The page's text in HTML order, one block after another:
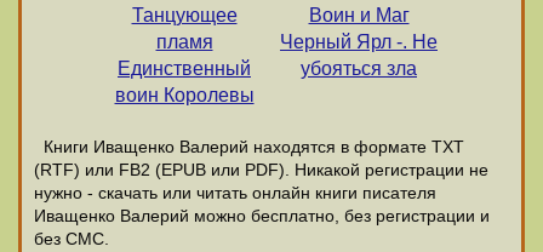
Танцующее
пламя
Единственный
воин Королевы
Воин и Маг
Черный Ярл -. Не
убояться зла
Книги Иващенко Валерий находятся в формате ТХТ
(RTF) или FB2 (EPUB или PDF). Никакой регистрации не
нужно - скачать или читать онлайн книги писателя
Иващенко Валерий можно бесплатно, без регистрации и
без СМС.